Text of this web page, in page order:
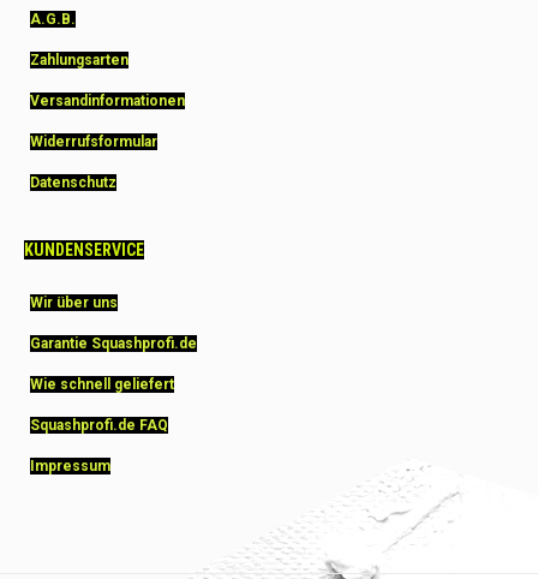
A.G.B.
Zahlungsarten
Versandinformationen
Widerrufsformular
Datenschutz
KUNDENSERVICE
Wir über uns
Garantie Squashprofi.de
Wie schnell geliefert
Squashprofi.de FAQ
Impressum